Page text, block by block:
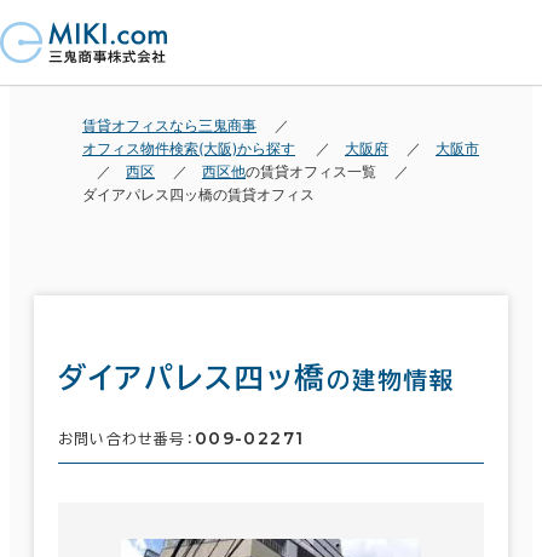
賃貸オフィスなら三鬼商事
オフィス物件検索(大阪)から探す
大阪府
大阪市
西区
西区他の賃貸オフィス一覧
ダイアパレス四ッ橋の賃貸オフィス
ダイアパレス四ッ橋の建物情報
お問い合わせ番号： 009-02271